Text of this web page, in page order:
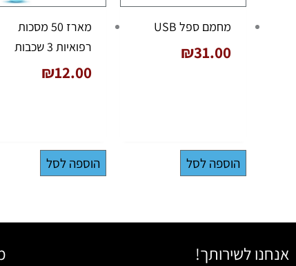
מחמם ספל USB
₪31.00
הוספה לסל
מארז 50 מסכות
רפואיות 3 שכבות
₪12.00
הוספה לסל
אנחנו לשירותך!